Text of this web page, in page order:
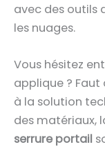
avec des outils
les nuages.
Vous hésitez
applique ?
à la solution
des matériaux,
serrure portail